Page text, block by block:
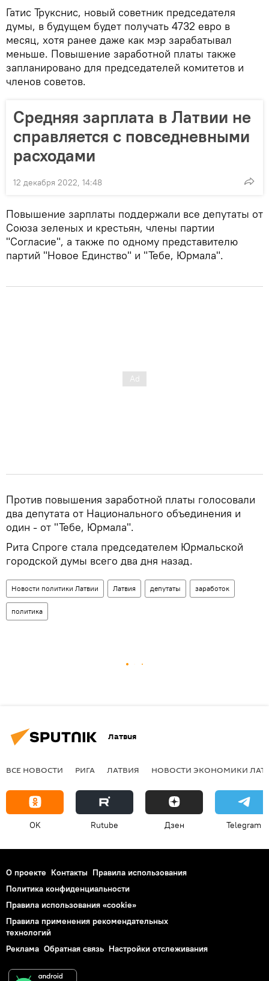
Гатис Трукснис, новый советник председателя
думы, в будущем будет получать 4732 евро в
месяц, хотя ранее даже как мэр зарабатывал
меньше. Повышение заработной платы также
запланировано для председателей комитетов и
членов советов.
Средняя зарплата в Латвии не
справляется с повседневными
расходами
12 декабря 2022, 14:48
Повышение зарплаты поддержали все депутаты от
Союза зеленых и крестьян, члены партии
"Согласие", а также по одному представителю
партий "Новое Единство" и "Тебе, Юрмала".
Против повышения заработной платы голосовали
два депутата от Национального объединения и
один - от "Тебе, Юрмала".
Рита Спроге стала председателем Юрмальской
городской думы всего два дня назад.
Новости политики Латвии Латвия депутаты заработок
политика
Латвия
ВСЕ НОВОСТИ РИГА ЛАТВИЯ НОВОСТИ ЭКОНОМИКИ
OK Rutube Дзен Telegram
О проекте Контакты Правила использования
Политика конфиденциальности
Правила использования «cookie»
Правила применения рекомендательных
технологий
Реклама Обратная связь Настройки отслеживания